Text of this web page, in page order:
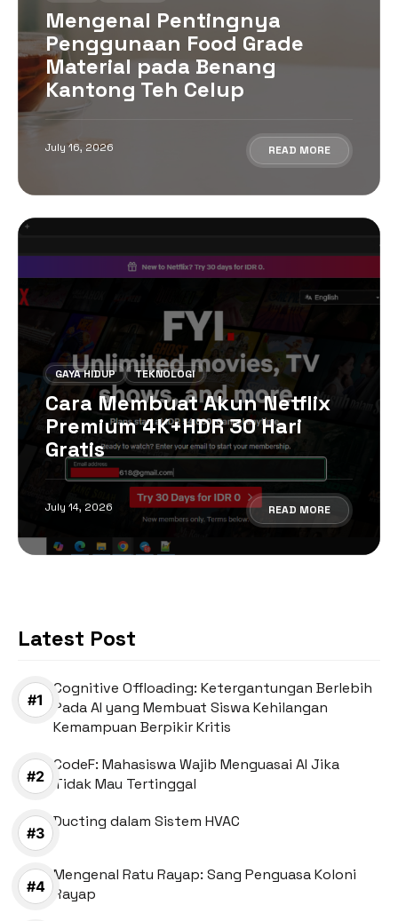
Mengenal Pentingnya
Penggunaan Food Grade
Material pada Benang
Kantong Teh Celup
July 16, 2026 READ MORE
GAYA HIDUP TEKNOLOGI
Cara Membuat Akun Netflix
Premium 4K+HDR 30 Hari
Gratis
July 14, 2026 READ MORE
Latest Post
Cognitive Offloading: Ketergantungan Berlebih
Pada AI yang Membuat Siswa Kehilangan
Kemampuan Berpikir Kritis
CodeF: Mahasiswa Wajib Menguasai AI Jika
Tidak Mau Tertinggal
Ducting dalam Sistem HVAC
Mengenal Ratu Rayap: Sang Penguasa Koloni
Rayap